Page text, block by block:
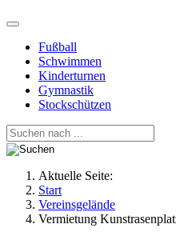
Fußball
Schwimmen
Kinderturnen
Gymnastik
Stockschützen
Aktuelle Seite:
Start
Vereinsgelände
Vermietung